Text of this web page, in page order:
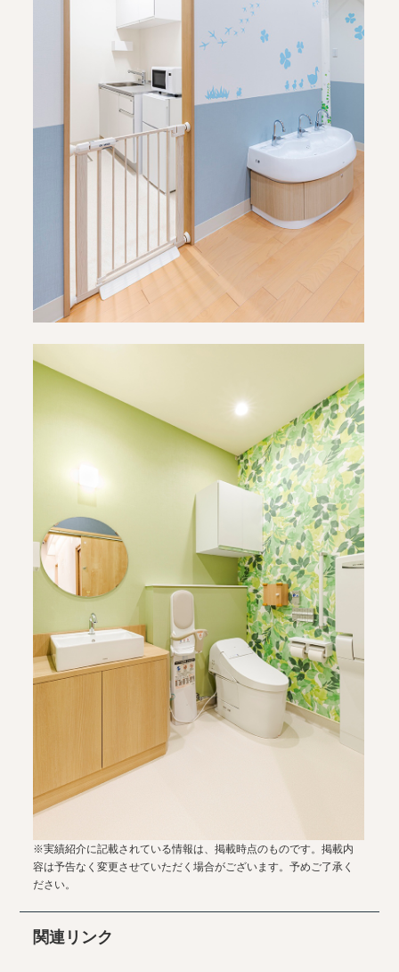
※実績紹介に記載されている情報は、掲載時点のものです。掲載内
容は予告なく変更させていただく場合がございます。予めご了承く
ださい。
関連リンク